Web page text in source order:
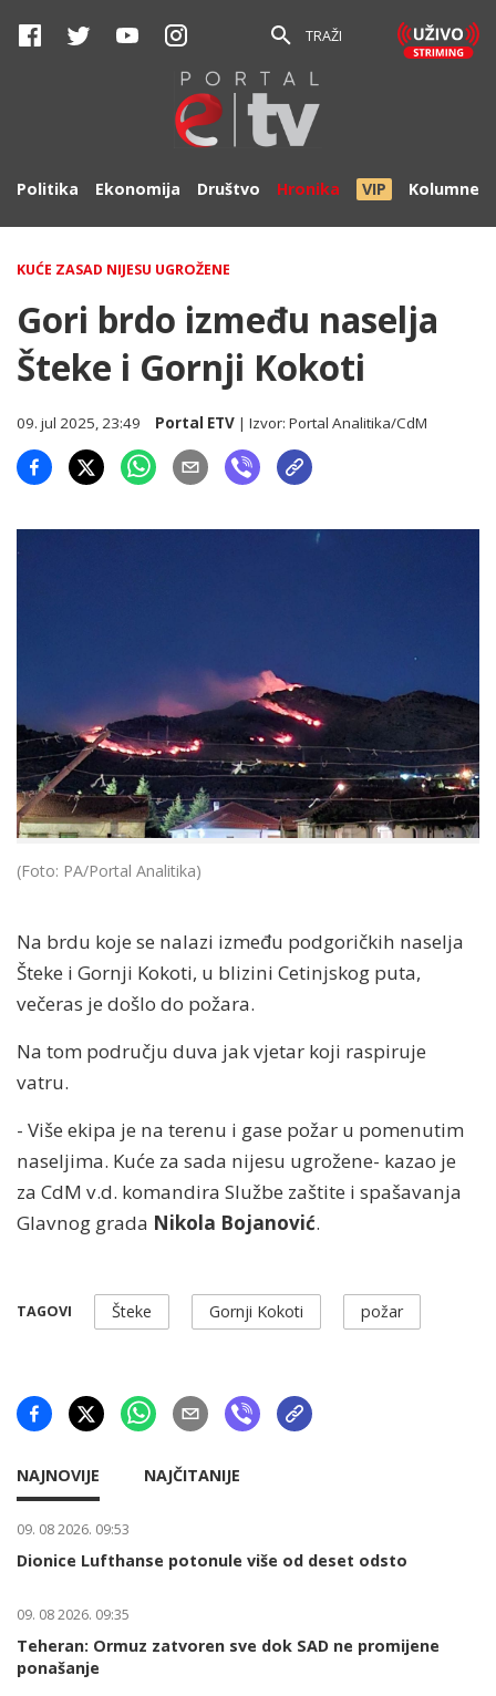
TRAŽI
Politika Ekonomija Društvo Hronika VIP Kolumne
KUĆE ZASAD NIJESU UGROŽENE
Gori brdo između naselja
Šteke i Gornji Kokoti
09. jul 2025, 23:49 Portal ETV | Izvor:Portal Analitika/CdM
(Foto: PA/Portal Analitika)
Na brdu koje se nalazi između podgoričkih naselja
Šteke i Gornji Kokoti, u blizini Cetinjskog puta,
večeras je došlo do požara.
Na tom području duva jak vjetar koji raspiruje
vatru.
- Više ekipa je na terenu i gase požar u pomenutim
naseljima. Kuće za sada nijesu ugrožene- kazao je
za CdM v.d. komandira Službe zaštite i spašavanja
Glavnog grada Nikola Bojanović.
TAGOVI Šteke Gornji Kokoti požar
NAJNOVIJE NAJČITANIJE
09. 08 2026. 09:53
Dionice Lufthanse potonule više od deset odsto
09. 08 2026. 09:35
Teheran: Ormuz zatvoren sve dok SAD ne promijene
ponašanje